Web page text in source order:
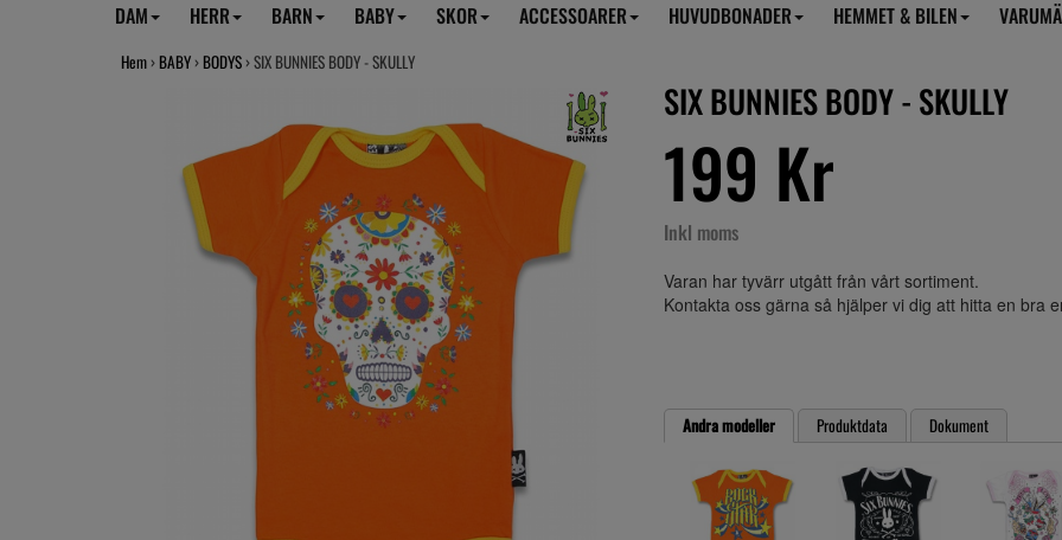
DAM HERR BARN BABY SKOR ACCESSOARER HUVUDBONADER HEMMET & BILEN
Hem › BABY › BODYS › SIX BUNNIES BODY - SKULLY
SIX BUNNIES BODY - SKULLY
199 Kr
Inkl moms
Varan har tyvärr utgått från vårt sortiment.
Kontakta oss gärna så hjälper vi dig att hitta en bra
Andra modeller Produktdata Dokument